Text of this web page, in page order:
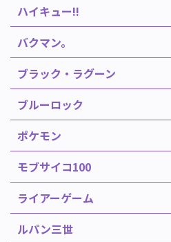
ハイキュー!!
バクマン。
ブラック・ラグーン
ブルーロック
ポケモン
モブサイコ100
ライアーゲーム
ルパン三世